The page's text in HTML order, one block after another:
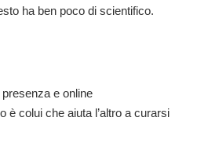
ha ben poco di scientifico.
e online
colui che aiuta l’altro a curarsi